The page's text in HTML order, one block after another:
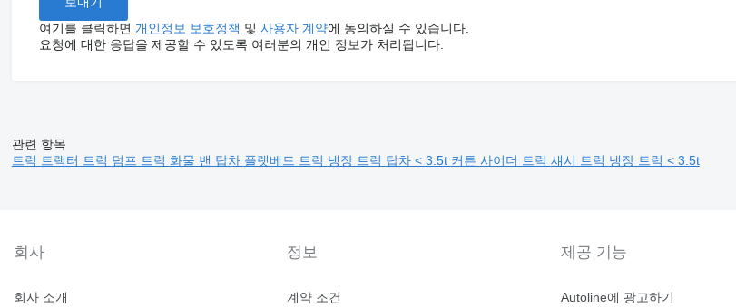
여기를 클릭하면 개인정보 보호정책 및 사용자 계약에 동의하실 수 있습니다.
요청에 대한 응답을 제공할 수 있도록 여러분의 개인 정보가 처리됩니다.
관련 항목
트럭 트랙터 트럭 덤프 트럭 화물 밴 탑차 플랫베드 트럭 냉장 트럭 탑차 < 3.5t 커튼 사이더 트럭 섀시 트럭 냉장 트럭 < 3.5t
회사
회사 소개
정보
계약 조건
제공 기능
Autoline에 광고하기